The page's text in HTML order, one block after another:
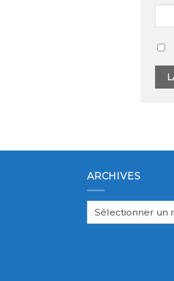
ARCHIVES
Archives